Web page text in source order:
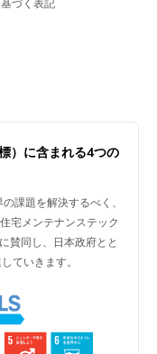
づく表記
）に含まれる4つの
課題を解決するべく、
宅メンテナンステック
に賛同し、日本政府とと
ていきます。